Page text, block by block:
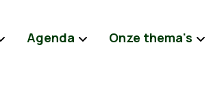
Agenda Onze thema's